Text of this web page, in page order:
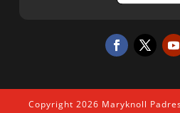
Copyright 2026 Maryknoll